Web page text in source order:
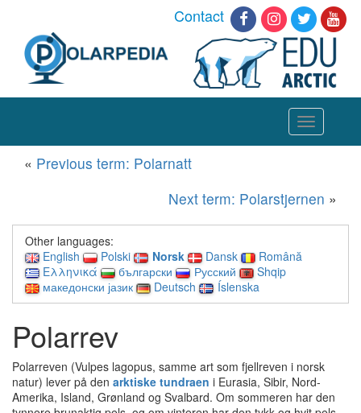
Contact
Toggle
navigation
« Previous term: Polarnatt
Next term: Polarstjernen »
Other languages:
English
Polski Norsk Dansk
Română
Ελληνικά
български Русский
Shqip
македонски јазик
Deutsch Íslenska
Polarrev
Polarreven (Vulpes lagopus, samme art som fjellreven i norsk
natur) lever på den arktiske tundraen i Eurasia, Sibir, Nord-
Amerika, Island, Grønland og Svalbard. Om sommeren har den